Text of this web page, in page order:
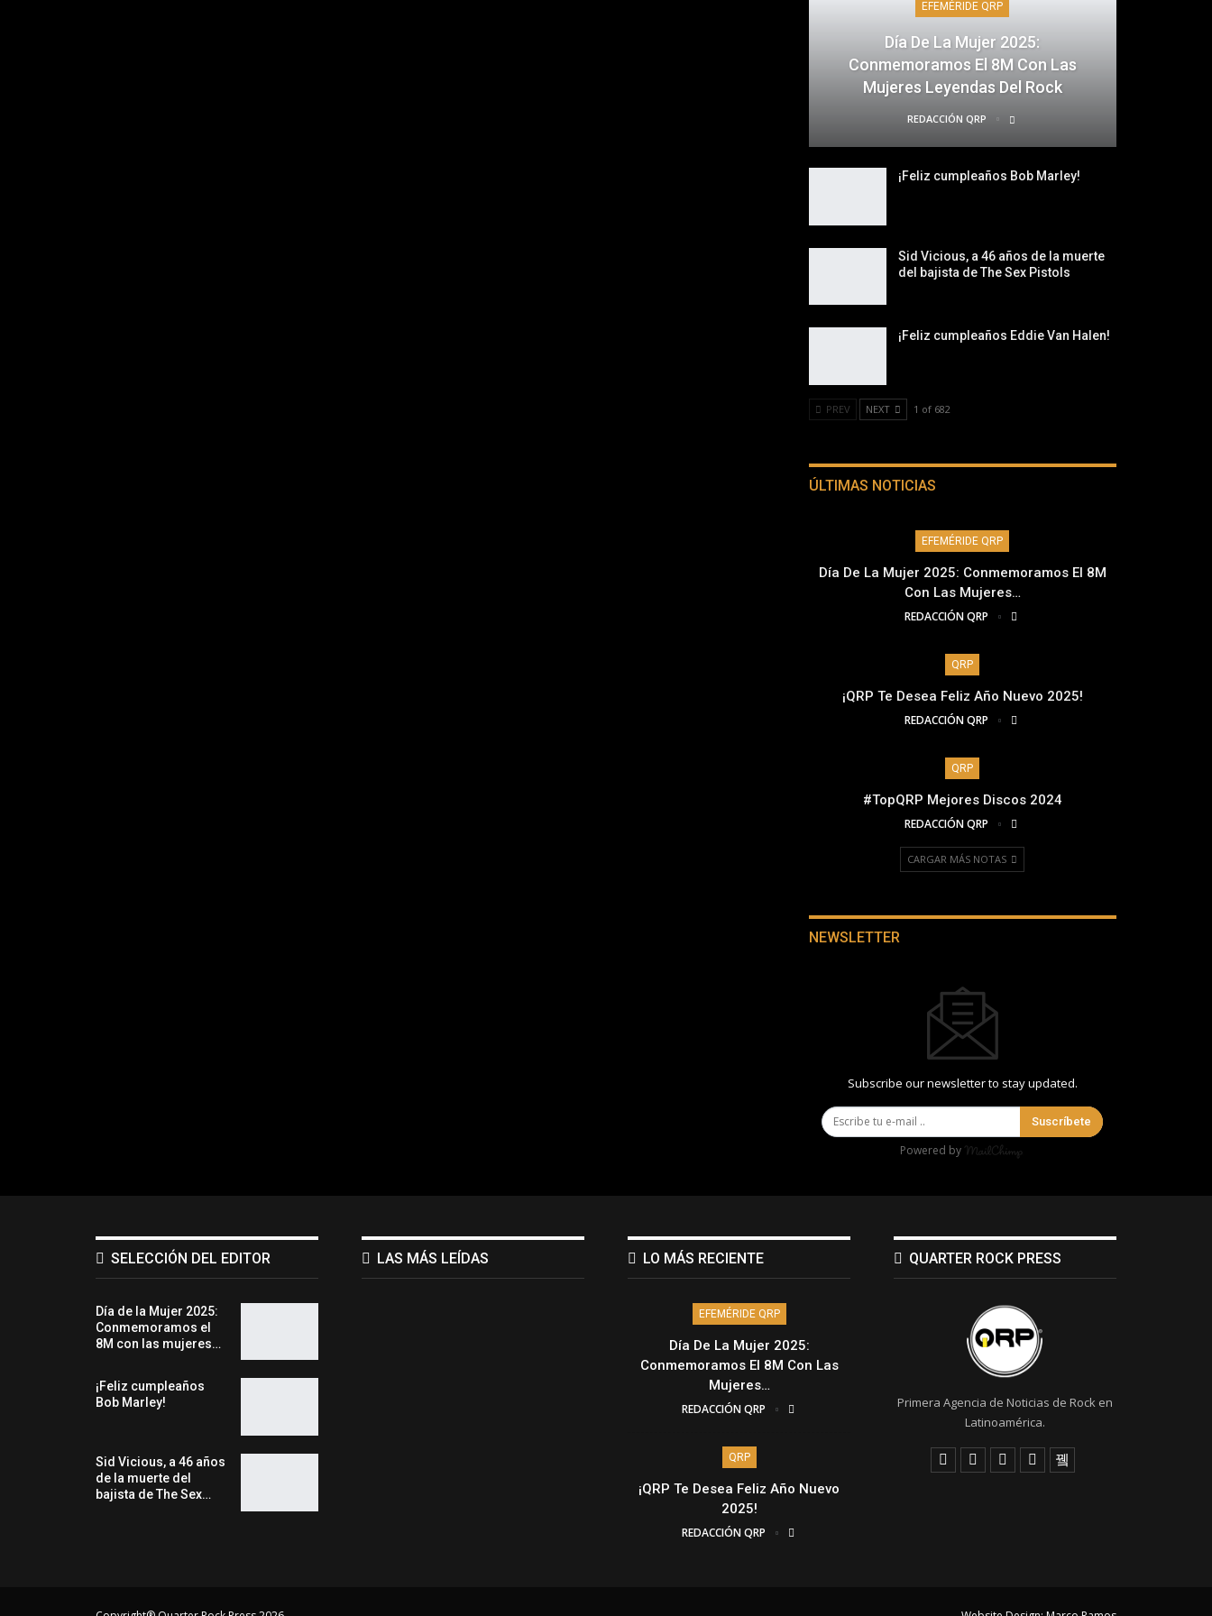
EFEMÉRIDE QRP
Día De La Mujer 2025:
Conmemoramos El 8M Con Las
Mujeres Leyendas Del Rock
REDACCIÓN QRP
¡Feliz cumpleaños Bob Marley!
Sid Vicious, a 46 años de la muerte
del bajista de The Sex Pistols
¡Feliz cumpleaños Eddie Van Halen!
PREV NEXT 1 of 682
ÚLTIMAS NOTICIAS
EFEMÉRIDE QRP
Día De La Mujer 2025: Conmemoramos El 8M
Con Las Mujeres…
REDACCIÓN QRP
QRP
¡QRP Te Desea Feliz Año Nuevo 2025!
REDACCIÓN QRP
QRP
#TopQRP Mejores Discos 2024
REDACCIÓN QRP
CARGAR MÁS NOTAS
NEWSLETTER
Subscribe our newsletter to stay updated.
Suscríbete
Powered by
SELECCIÓN DEL EDITOR
Día de la Mujer 2025:
Conmemoramos el
8M con las mujeres…
¡Feliz cumpleaños
Bob Marley!
Sid Vicious, a 46 años
de la muerte del
bajista de The Sex…
LAS MÁS LEÍDAS LO MÁS RECIENTE
EFEMÉRIDE QRP
Día De La Mujer 2025:
Conmemoramos El 8M Con Las
Mujeres…
REDACCIÓN QRP
QRP
¡QRP Te Desea Feliz Año Nuevo
2025!
REDACCIÓN QRP
QUARTER ROCK PRESS
Primera Agencia de Noticias de Rock en
Latinoamérica.